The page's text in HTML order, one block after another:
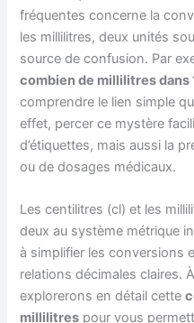
fréquentes concerne la
les millilitres, deux unités
source de confusion. Par
combien de millilitres dans
comprendre le lien simple
effet, percer ce mystère
d’étiquettes, mais aussi la
ou de dosages médicaux.
Les centilitres (cl) et les
deux au système métrique
à simplifier les conversions
relations décimales claires.
explorerons en détail cette
millilitres pour vous